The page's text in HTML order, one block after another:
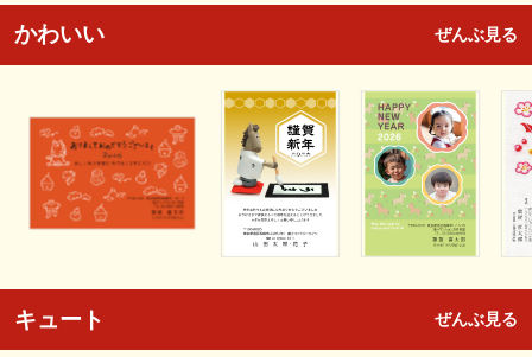
かわいい ぜんぶ見る
キュート ぜんぶ見る